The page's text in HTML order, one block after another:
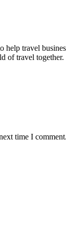
help travel
of travel
time I comment.